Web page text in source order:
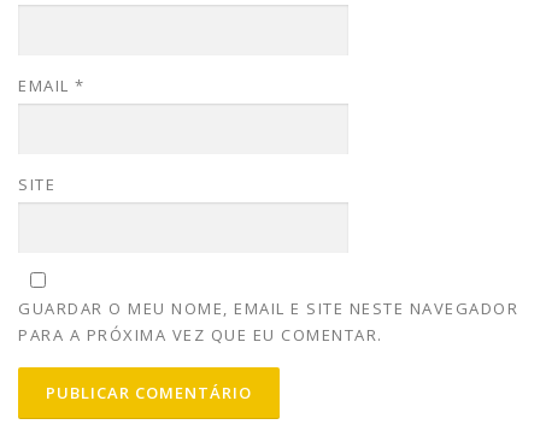
EMAIL *
SITE
GUARDAR O MEU NOME, EMAIL E SITE NESTE NAVEGADOR
PARA A PRÓXIMA VEZ QUE EU COMENTAR.